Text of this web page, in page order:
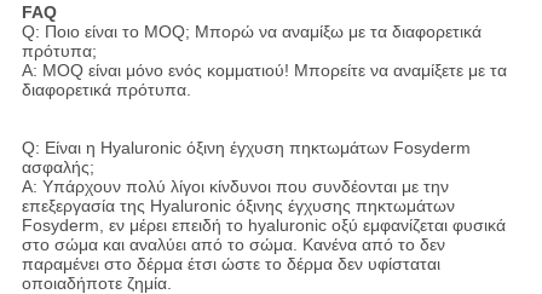
FAQ
Q: Ποιο είναι το MOQ; Μπορώ να αναμίξω με τα διαφορετικά
πρότυπα;
Α: MOQ είναι μόνο ενός κομματιού! Μπορείτε να αναμίξετε με τα
διαφορετικά πρότυπα.
Q: Είναι η Hyaluronic όξινη έγχυση πηκτωμάτων Fosyderm
ασφαλής;
Α: Υπάρχουν πολύ λίγοι κίνδυνοι που συνδέονται με την
επεξεργασία της Hyaluronic όξινης έγχυσης πηκτωμάτων
Fosyderm, εν μέρει επειδή το hyaluronic οξύ εμφανίζεται φυσικά
στο σώμα και αναλύει από το σώμα. Κανένα από το δεν
παραμένει στο δέρμα έτσι ώστε το δέρμα δεν υφίσταται
οποιαδήποτε ζημία.